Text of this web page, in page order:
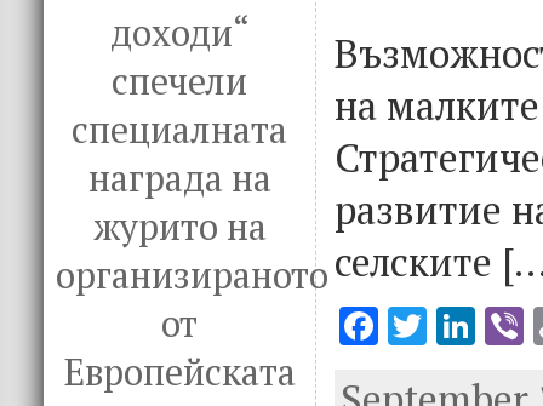
доходи“
спечели
специалната
награда на
журито на
организираното
от
Европейската
на
развитие
селските
F T Li